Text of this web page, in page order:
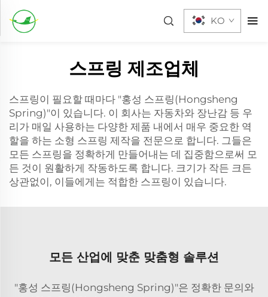
KO
스프링 제조업체
스프링이 필요할 때마다 "홍성 스프링(Hongsheng
Spring)"이 있습니다. 이 회사는 자동차와 장난감 등 우
리가 매일 사용하는 다양한 제품 내에서 매우 중요한 역
할을 하는 소형 스프링 제작을 전문으로 합니다. 그들은
모든 스프링을 정확하게 만들어내는 데 집중함으로써 모
든 것이 원활하게 작동하도록 합니다. 크기가 작든 크든
상관없이, 이들에게는 적합한 스프링이 있습니다.
모든 산업에 맞춘 맞춤형 솔루션
"홍성 스프링(Hongsheng Spring)"은 정확한 문의와